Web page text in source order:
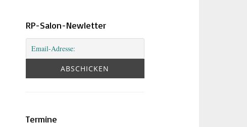
RP-Salon-Newletter
Termine